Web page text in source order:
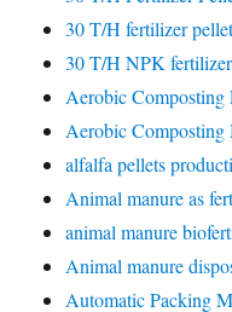
30 T/H fertilizer
30 T/H NPK
Aerobic Composting
Aerobic Composting
alfalfa pellets
Animal manure as
animal manure
Animal manure
Automatic Packing